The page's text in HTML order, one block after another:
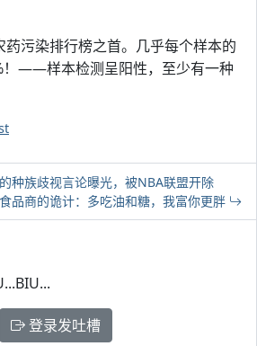
污染排行榜之首。几乎每个样本的
！——样本检测呈阳性，至少有一种
种族歧视言论曝光，被NBA联盟开除
食品商的诡计：多吃油和糖，我富你更胖
登录发吐槽